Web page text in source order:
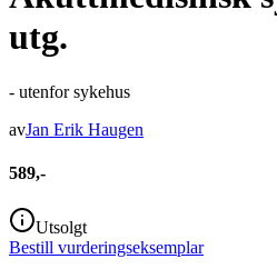
utg.
- utenfor sykehus
avJan Erik Haugen
589,-
Utsolgt
Bestill vurderingseksemplar